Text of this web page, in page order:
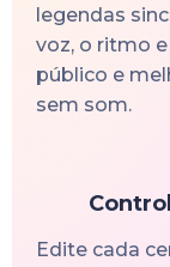
legendas
voz, o ritmo
público e
sem som.
Edite cada